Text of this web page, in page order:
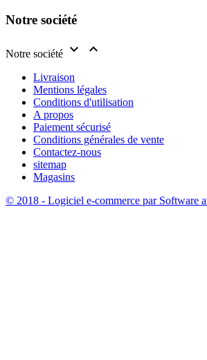
Notre société
Notre société  
Livraison
Mentions légales
Conditions d'utilisation
A propos
Paiement sécurisé
Conditions générales de vente
Contactez-nous
sitemap
Magasins
© 2018 - Logiciel e-commerce par Software